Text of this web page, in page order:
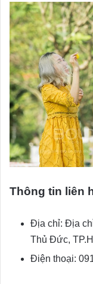
Thông tin liên
Địa chỉ: Địa
Thủ Đức,
Điện thoại: